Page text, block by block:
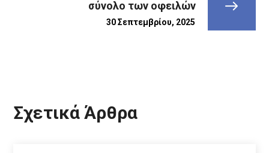
σύνολο των οφειλών
30 Σεπτεμβρίου, 2025
Σχετικά Άρθρα